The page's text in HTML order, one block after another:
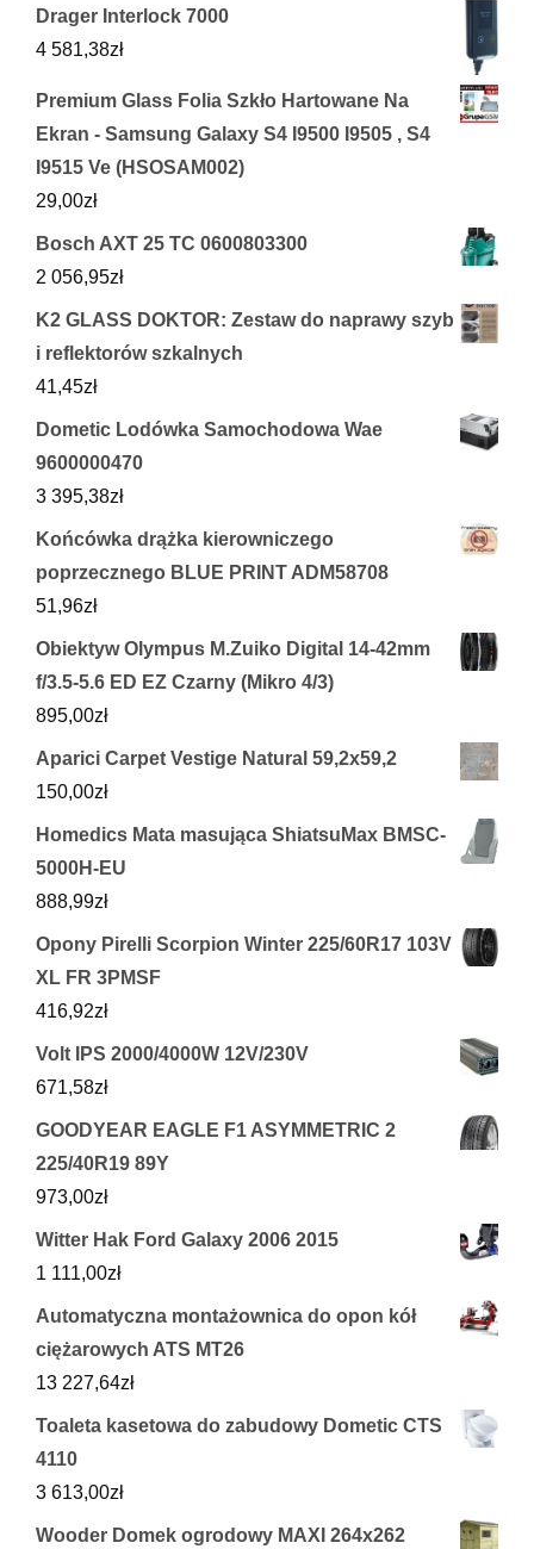
Drager Interlock 7000
4 581,38zł
Premium Glass Folia Szkło Hartowane Na
Ekran - Samsung Galaxy S4 I9500 I9505 , S4
I9515 Ve (HSOSAM002)
29,00zł
Bosch AXT 25 TC 0600803300
2 056,95zł
K2 GLASS DOKTOR: Zestaw do naprawy szyb
i reflektorów szkalnych
41,45zł
Dometic Lodówka Samochodowa Wae
9600000470
3 395,38zł
Końcówka drążka kierowniczego
poprzecznego BLUE PRINT ADM58708
51,96zł
Obiektyw Olympus M.Zuiko Digital 14-42mm
f/3.5-5.6 ED EZ Czarny (Mikro 4/3)
895,00zł
Aparici Carpet Vestige Natural 59,2x59,2
150,00zł
Homedics Mata masująca ShiatsuMax BMSC-
5000H-EU
888,99zł
Opony Pirelli Scorpion Winter 225/60R17 103V
XL FR 3PMSF
416,92zł
Volt IPS 2000/4000W 12V/230V
671,58zł
GOODYEAR EAGLE F1 ASYMMETRIC 2
225/40R19 89Y
973,00zł
Witter Hak Ford Galaxy 2006 2015
1 111,00zł
Automatyczna montażownica do opon kół
ciężarowych ATS MT26
13 227,64zł
Toaleta kasetowa do zabudowy Dometic CTS
4110
3 613,00zł
Wooder Domek ogrodowy MAXI 264x262